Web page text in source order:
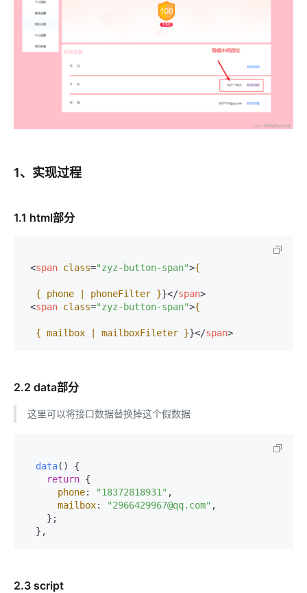
1、实现过程
1.1 html部分
<span class="zyz-button-span">{
  { phone | phoneFilter }
}</span>
<span class="zyz-button-span">{
  { mailbox | mailboxFileter }
}</span>
2.2 data部分
这里可以将接口数据替换掉这个假数据
data( ) {
return {
phone: "18372818931" ,
mailbox: "2966429967@qq.com" ,
2.3 script